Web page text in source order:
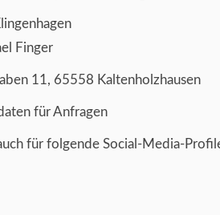
Finger
11, 65558 Kaltenholzhausen
für Anfragen
für folgende Social-Media-